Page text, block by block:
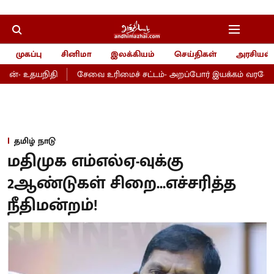
முகப்பு சினிமா இலக்கியம் செய்திகள்
அரசியல்
உதயநிதி
சேவை உரிமைச் சட்டம்- அறப்போர் இயக்கம் வரவேற்பு!
தமிழ் நாடு
மதிமுக எம்எல்ஏ-வுக்கு
2ஆண்டுகள் சிறை...எச்சரித்த
நீதிமன்றம்!